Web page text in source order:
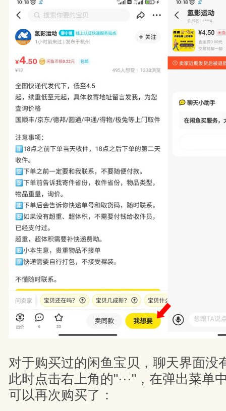
对于购买过的闲鱼宝贝，聊天界面没
此时点击右上角的"···"，在弹出菜单
可以再次购买了：